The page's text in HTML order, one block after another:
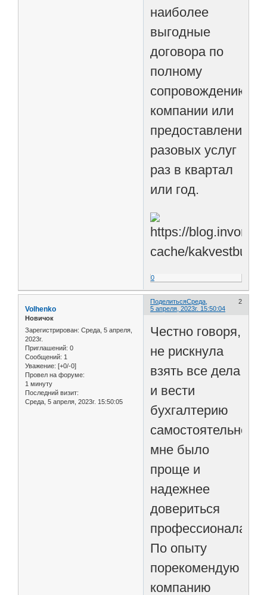
наиболее
выгодные
договора по
полному
сопровождению
компании или
предоставлению
разовых услуг
раз в квартал
или год.
0
Поделиться 2
Среда,
5 апреля, 2023г. 15:50:04
Volhenko
Новичок
Зарегистрирован: Среда, 5 апреля,
2023г.
Приглашений: 0
Сообщений: 1
Уважение: [+0/-0]
Провел на форуме:
1 минуту
Последний визит:
Среда, 5 апреля, 2023г. 15:50:05
Честно говоря,
не рискнула
взять все дела
и вести
бухгалтерию
самостоятельно,
мне было
проще и
надежнее
довериться
профессионалам.
По опыту
порекомендую
компанию